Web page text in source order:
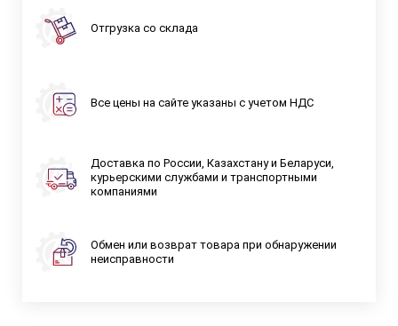
Отгрузка со склада
Все цены на сайте указаны с учетом НДС
Доставка по России, Казахстану и Беларуси,
курьерскими службами и транспортными
компаниями
Обмен или возврат товара при обнаружении
неисправности